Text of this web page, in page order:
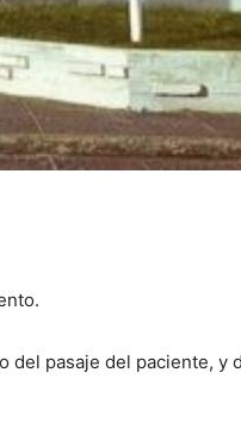
pasaje del paciente, y